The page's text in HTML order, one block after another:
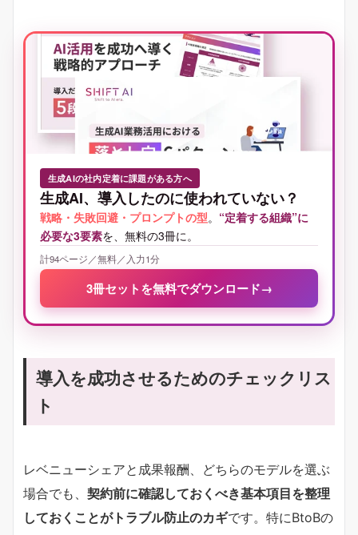
生成AIの社内定着に課題がある方へ
生成AI、導入したのに使われていない？
戦略・失敗回避・プロンプトの型。 “定着する組織”に
必要な3要素を、無料の3冊に。
計94ページ／無料／入力1分
3冊セットを無料でダウンロード→
導入を成功させるためのチェックリス
ト
レベニューシェアと成果報酬、どちらのモデルを選ぶ
場合でも、 契約前に確認しておくべき基本項目を整理
しておくことがトラブル防止のカギです。特にBtoBの